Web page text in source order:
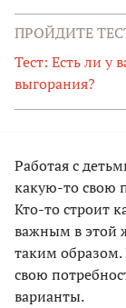
ПРОЙДИТЕ
Тест: Есть ли у
выгорания?
Работая с
какую-то свою
Кто-то строит
важным в этой
таким образом.
свою
варианты.